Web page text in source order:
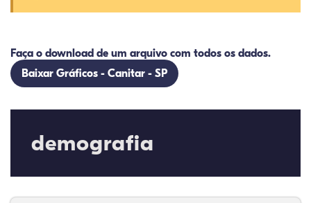
Faça o download de um arquivo com todos os dados.
Baixar Gráficos - Canitar - SP
demografia